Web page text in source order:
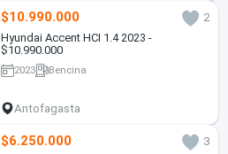
$10.990.000
2
Hyundai Accent HCI 1.4 2023 -
$10.990.000
2023 Bencina
Antofagasta
$6.250.000
3